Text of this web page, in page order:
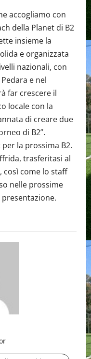
accogliamo con
della Planet di B2
insieme la
e organizzata
nazionali, con
e nel
far crescere il
locale con la
di creare due
di B2”.
la prossima B2.
trasferitasi al
così come lo staff
nelle prossime